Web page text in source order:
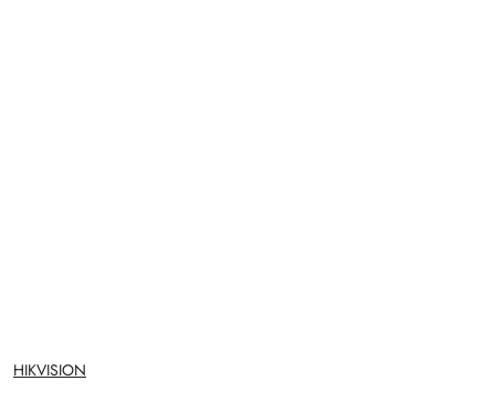
NAZWA
PRODUCENTA:
HIKVISION